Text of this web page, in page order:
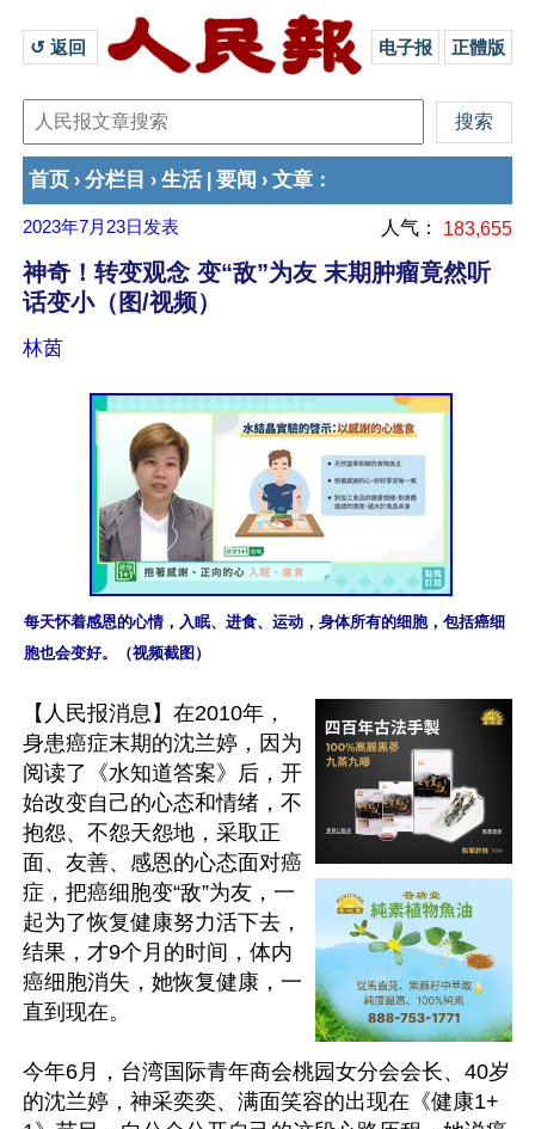
↺ 返回 电子报 正體版
首页 › 分栏目 › 生活 要闻 › 文章 ：
2023年7月23日 发表 人气： 183,655
神奇！转变观念 变“敌”为友 末期肿瘤竟然听
话变小（图/视频）
林茵
每天怀着感恩的心情，入眠、进食、运动，身体所有的细胞，包括癌细
胞也会变好。（视频截图）
【人民报消息】在2010年，
身患癌症末期的沈兰婷，因为
阅读了《水知道答案》后，开
始改变自己的心态和情绪，不
抱怨、不怨天怨地，采取正
面、友善、感恩的心态面对癌
症，把癌细胞变“敌”为友，一
起为了恢复健康努力活下去，
结果，才9个月的时间，体内
癌细胞消失，她恢复健康，一
直到现在。
今年6月，台湾国际青年商会桃园女分会会长、40岁
的沈兰婷，神采奕奕、满面笑容的出现在《健康1+